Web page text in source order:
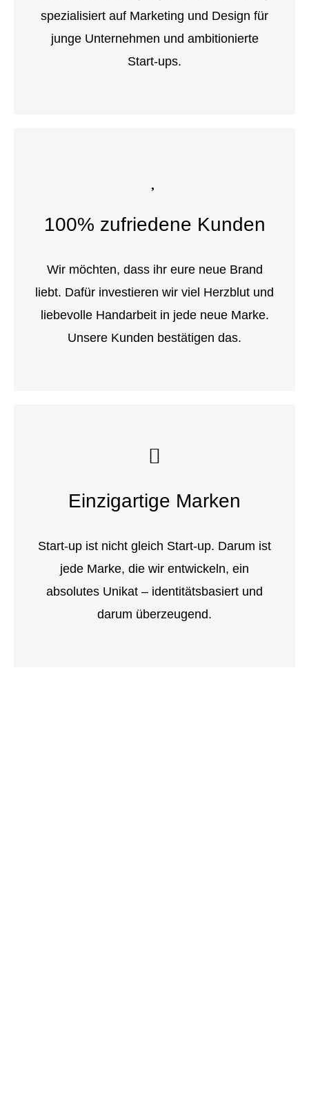
spezialisiert auf Marketing und Design für
junge Unternehmen und ambitionierte
Start-ups.
100% zufriedene Kunden
Wir möchten, dass ihr eure neue Brand
liebt. Dafür investieren wir viel Herzblut und
liebevolle Handarbeit in jede neue Marke.
Unsere Kunden bestätigen das.
Einzigartige Marken
Start-up ist nicht gleich Start-up. Darum ist
jede Marke, die wir entwickeln, ein
absolutes Unikat – identitätsbasiert und
darum überzeugend.